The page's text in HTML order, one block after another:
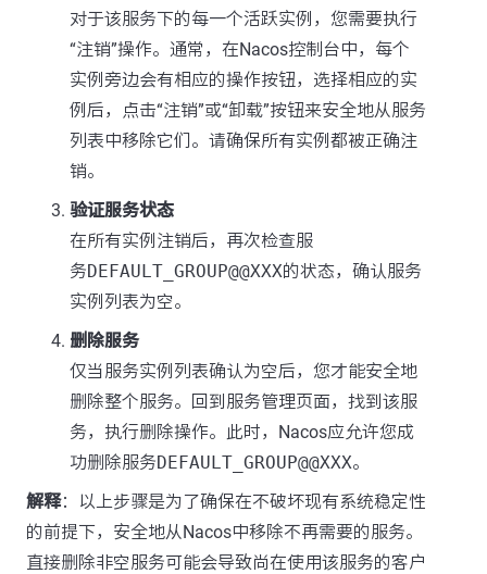
对于该服务下的每一个活跃实例，您需要执行
“注销”操作。通常，在Nacos控制台中，每个
实例旁边会有相应的操作按钮，选择相应的实
例后，点击“注销”或“卸载”按钮来安全地从服务
列表中移除它们。请确保所有实例都被正确注
销。
验证服务状态
在所有实例注销后，再次检查服
务DEFAULT_GROUP@@XXX的状态，确认服务
实例列表为空。
删除服务
仅当服务实例列表确认为空后，您才能安全地
删除整个服务。回到服务管理页面，找到该服
务，执行删除操作。此时，Nacos应允许您成
功删除服务DEFAULT_GROUP@@XXX。
解释：以上步骤是为了确保在不破坏现有系统稳定性
的前提下，安全地从Nacos中移除不再需要的服务。
直接删除非空服务可能会导致尚在使用该服务的客户